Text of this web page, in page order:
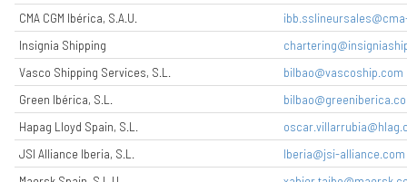
CMA CGM Ibérica, S.A.U.
Insignia Shipping
Vasco Shipping Services, S.L.
bilbao@vascoship.com
Green Ibérica, S.L.
Hapag Lloyd Spain, S.L.
JSI Alliance Iberia, S.L.
Iberia@jsi-alliance.com